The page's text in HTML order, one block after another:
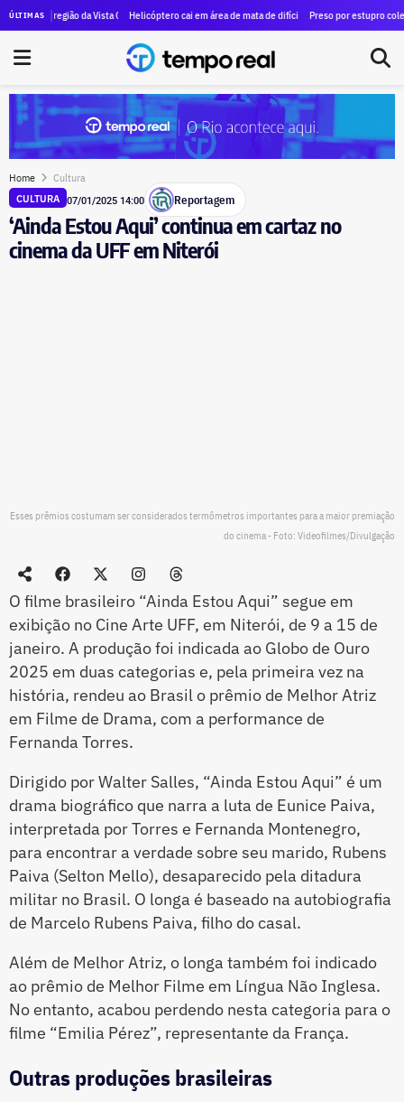
ÚLTIMASpara transporte gratuito a museus e teatros
região da Vista Chinesa deixa ao menos quatro mortos
Helicóptero cai em área de mata de difícil acesso na Vista Chinesa, no Alto
Preso por estupro coletivo em
Home Cultura
CULTURA 07/01/2025 14:00 Reportagem
‘Ainda Estou Aqui’ continua em cartaz no
cinema da UFF em Niterói
Esses prêmios costumam ser considerados termômetros importantes para a maior premiação
do cinema - Foto: Videofilmes/Divulgação
O filme brasileiro “Ainda Estou Aqui” segue em
exibição no Cine Arte UFF, em Niterói, de 9 a 15 de
janeiro. A produção foi indicada ao Globo de Ouro
2025 em duas categorias e, pela primeira vez na
história, rendeu ao Brasil o prêmio de Melhor Atriz
em Filme de Drama, com a performance de
Fernanda Torres.
Dirigido por Walter Salles, “Ainda Estou Aqui” é um
drama biográfico que narra a luta de Eunice Paiva,
interpretada por Torres e Fernanda Montenegro,
para encontrar a verdade sobre seu marido, Rubens
Paiva (Selton Mello), desaparecido pela ditadura
militar no Brasil. O longa é baseado na autobiografia
de Marcelo Rubens Paiva, filho do casal.
Além de Melhor Atriz, o longa também foi indicado
ao prêmio de Melhor Filme em Língua Não Inglesa.
No entanto, acabou perdendo nesta categoria para o
filme “Emilia Pérez”, representante da França.
Outras produções brasileiras